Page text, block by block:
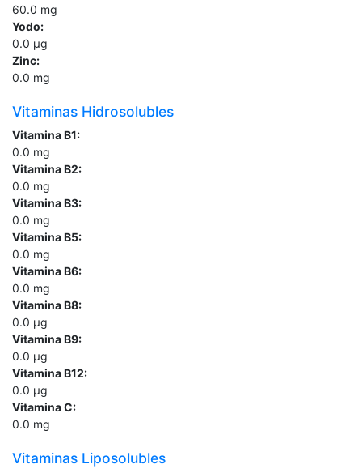
60.0 mg
Yodo:
0.0 µg
Zinc:
0.0 mg
Vitaminas Hidrosolubles
Vitamina B1:
0.0 mg
Vitamina B2:
0.0 mg
Vitamina B3:
0.0 mg
Vitamina B5:
0.0 mg
Vitamina B6:
0.0 mg
Vitamina B8:
0.0 µg
Vitamina B9:
0.0 µg
Vitamina B12:
0.0 µg
Vitamina C:
0.0 mg
Vitaminas Liposolubles